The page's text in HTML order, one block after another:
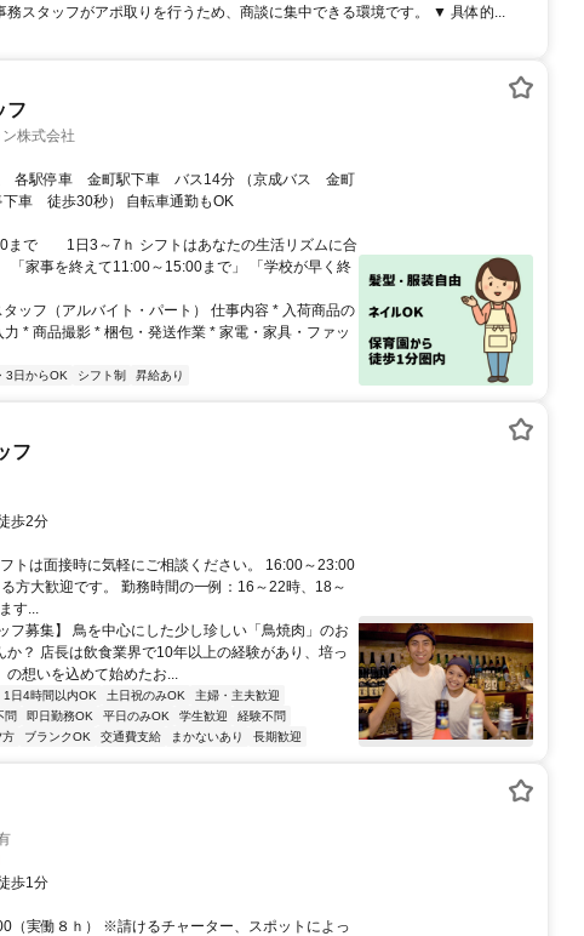
務スタッフがアポ取りを行うため、商談に集中できる環境です。 ▼ 具体的...
フ
株式会社
62系統 西水元2丁目バス停下車 徒歩30秒） 自転車通勤もOK
まで 1日3～7ｈ ​シフトはあなたの生活リズムに合
「家事を終えて11:00～15:00まで」 「学校が早く終
ッフ（アルバイト・パート） 仕事内容 * 入荷商品の
* 商品撮影 * 梱包・発送作業 * 家電・家具・ファッ
3日からOK シフト制 昇給あり
フ
歩2分
トは面接時に気軽にご相談ください。 16:00～23:00
方大歓迎です。 勤務時間の一例：16～22時、18～
す...
フ募集】 鳥を中心にした少し珍しい「鳥焼肉」のお
か？ 店長は飲食業界で10年以上の経験があり、培っ
の想いを込めて始めたお...
1日4時間以内OK 土日祝のみOK
主婦・主夫歓迎
問 即日勤務OK 平日のみOK 学生歓迎
経験不問
方 ブランクOK 交通費支給 まかないあり 長期歓迎
歩1分
（実働８ｈ） ※請けるチャーター、スポットによっ